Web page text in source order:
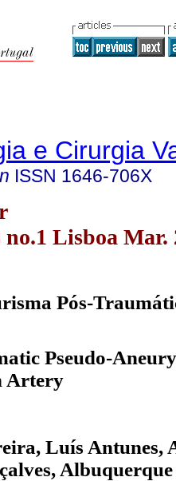
e Cirurgia
ISSN 1646-706X
no.1 Lisboa Mar.
Pós-
Pseudo-
Artery
Luís Antunes,